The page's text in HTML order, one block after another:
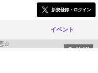
新規登録・ログイン
イベント
1563